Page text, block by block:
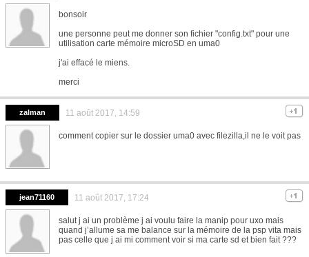
bonsoir
une personne peut me donner son fichier "config.txt" pour une
utilisation carte mémoire microSD en uma0
j'ai effacé le miens.
merci
zalman 11 août 2017, 14:59
comment copier sur le dossier uma0 avec filezilla,il ne le voit pas
jean71160 11 août 2017, 17:24
salut j ai un problème j ai voulu faire la manip pour uxo mais
quand j’allume sa me balance sur la mémoire de la psp vita mais
pas celle que j ai mi comment voir si ma carte sd et bien fait ???